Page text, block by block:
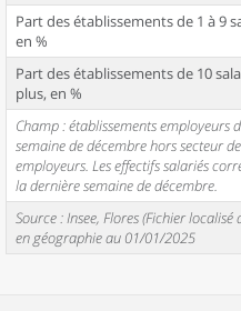
Part des établissements de 1 à 9
en %
Part des établissements de 10
plus, en %
Champ : établissements
semaine de décembre hors secteur
employeurs. Les effectifs salariés
la dernière semaine de décembre.
Source : Insee, Flores (Fichier
en géographie au 01/01/2025